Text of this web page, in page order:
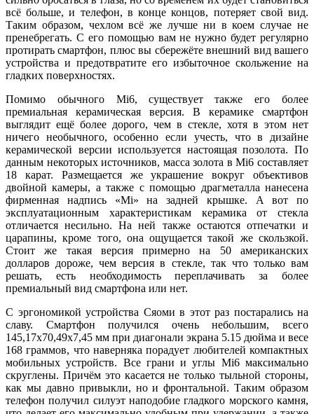
всё больше, и телефон, в конце концов, потеряет свой вид.
Таким образом, чехлом всё же лучше ни в коем случае не
пренебрегать. С его помощью вам не нужно будет регулярно
протирать смартфон, плюс вы сбережёте внешний вид вашего
устройства и предотвратите его избыточное скольжение на
гладких поверхностях.
Помимо обычного Mi6, существует также его более
премиальная керамическая версия. В керамике смартфон
выглядит ещё более дорого, чем в стекле, хотя в этом нет
ничего необычного, особенно если учесть, что в дизайне
керамической версии используется настоящая позолота. По
данным некоторых источников, масса золота в Mі6 составляет
18 карат. Размещается же украшение вокруг объективов
двойной камеры, а также с помощью драгметалла нанесена
фирменная надпись «Mi» на задней крышке. А вот по
эксплуатационным характеристикам керамика от стекла
отличается несильно. На ней также остаются отпечатки и
царапины, кроме того, она ощущается такой же скользкой.
Стоит же такая версия примерно на 50 американских
долларов дороже, чем версия в стекле, так что только вам
решать, есть необходимость переплачивать за более
премиальный вид смартфона или нет.
С эргономикой устройства Сяоми в этот раз постарались на
славу. Смартфон получился очень небольшим, всего
145,17х70,49х7,45 мм при диагонали экрана 5.15 дюйма и весе
168 граммов, что наверняка порадует любителей компактных
мобильных устройств. Все грани и углы Mi6 максимально
скруглены. Причём это касается не только тыльной стороны,
как мы давно привыкли, но и фронтальной. Таким образом
телефон получил силуэт наподобие гладкого морского камня,